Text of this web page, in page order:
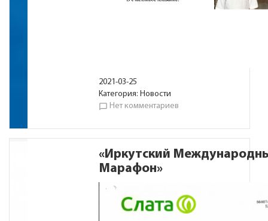
2021-03-25
Категория: Новости
chat_bubble_outline Нет комментариев
«Иркутский
Марафон»